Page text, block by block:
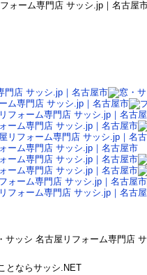
ォーム専門店 サッシ.jp｜名古
サッシ 名古屋リフォーム専門店
とならサッシ.NET